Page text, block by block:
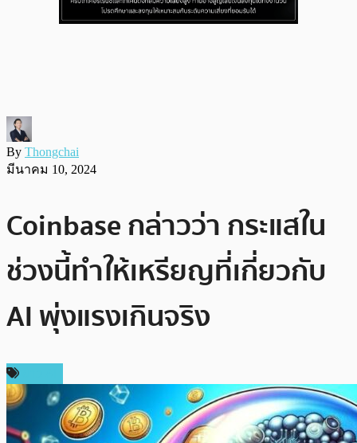
By Thongchai
มีนาคม 10, 2024
Coinbase กล่าวว่า กระแสใน
ช่วงนี้ทำให้เหรียญที่เกี่ยวกับ
AI พุ่งแรงเกินจริง